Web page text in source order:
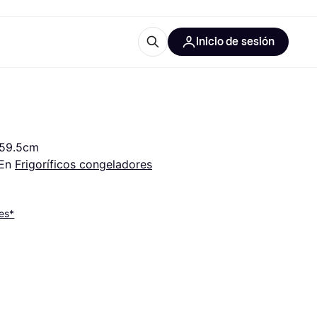
categorías
Inicio de sesión
Frigoríficos congeladores